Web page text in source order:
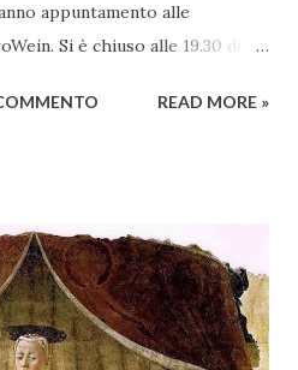
appuntamento alle
Si è chiuso alle 19.30 di
dalla società Wein & Kultur,
Tutela Vini della
e del Morellino di
è stato quello di promuovere
regione in Austria, un
READ MORE »